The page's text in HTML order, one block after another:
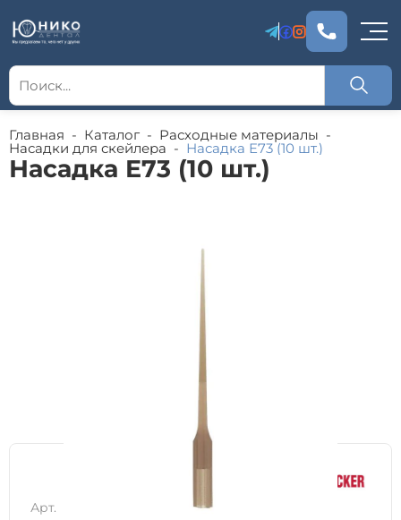
Главная - Каталог - Расходные материалы -
Насадки для скейлера - Насадка E73 (10 шт.)
Насадка E73 (10 шт.)
Арт.